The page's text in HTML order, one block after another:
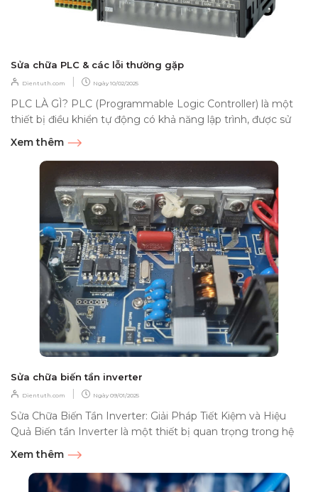
Sửa chữa PLC & các lỗi thường gặp
Dientuth.com Ngày 10/02/2025
PLC LÀ GÌ? PLC (Programmable Logic Controller) là một
thiết bị điều khiển tự động có khả năng lập trình, được sử
dụng để điều khiển...
Xem thêm
Sửa chữa biến tần inverter
Dientuth.com | Ngày 09/01/2025
Sửa Chữa Biến Tần Inverter: Giải Pháp Tiết Kiệm và Hiệu
Quả Biến tần Inverter là một thiết bị quan trọng trong hệ
thống điều khiển...
Xem thêm